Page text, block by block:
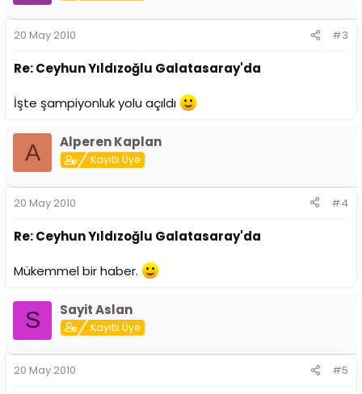
20 May 2010 #3
Re: Ceyhun Yıldızoğlu Galatasaray'da
İşte şampiyonluk yolu açıldı
A Alperen Kaplan
Kayıtlı Üye
20 May 2010 #4
Re: Ceyhun Yıldızoğlu Galatasaray'da
Mükemmel bir haber.
S Sayit Aslan
Kayıtlı Üye
20 May 2010 #5